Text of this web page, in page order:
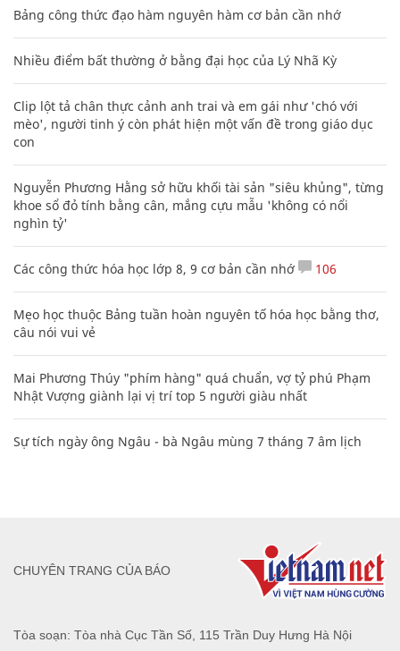
Bảng công thức đạo hàm nguyên hàm cơ bản cần nhớ
Nhiều điểm bất thường ở bằng đại học của Lý Nhã Kỳ
Clip lột tả chân thực cảnh anh trai và em gái như 'chó với
mèo', người tinh ý còn phát hiện một vấn đề trong giáo dục
con
Nguyễn Phương Hằng sở hữu khối tài sản "siêu khủng", từng
khoe sổ đỏ tính bằng cân, mắng cựu mẫu 'không có nổi
nghìn tỷ'
Các công thức hóa học lớp 8, 9 cơ bản cần nhớ 106
Mẹo học thuộc Bảng tuần hoàn nguyên tố hóa học bằng thơ,
câu nói vui vẻ
Mai Phương Thúy "phím hàng" quá chuẩn, vợ tỷ phú Phạm
Nhật Vượng giành lại vị trí top 5 người giàu nhất
Sự tích ngày ông Ngâu - bà Ngâu mùng 7 tháng 7 âm lịch
Tòa soạn: Tòa nhà Cục Tần Số, 115 Trần Duy Hưng Hà Nội
CHUYÊN TRANG CỦA BÁO